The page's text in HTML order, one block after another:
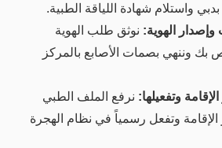
واستلام شهادة اللياقة الطبية.
وإصدار الهوية: نوثق طلب الهوية
بك وننهي بصمات الأصابع بالمركز
وتفعيلها: نرفع الملف الطبي
الإقامة وتفعل رسمياً في نظام الهجرة